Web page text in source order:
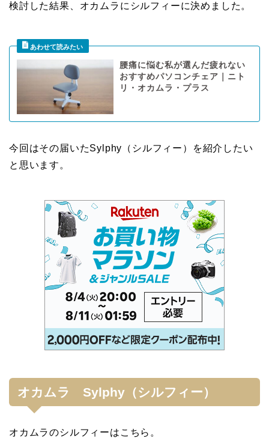
検討した結果、オカムラにシルフィーに決めました。
腰痛に悩む私が選んだ疲れない
おすすめパソコンチェア｜ニト
リ・オカムラ・プラス
今回はその届いたSylphy（シルフィー）を紹介したい
と思います。
オカムラ Sylphy（シルフィー）
オカムラのシルフィーはこちら。